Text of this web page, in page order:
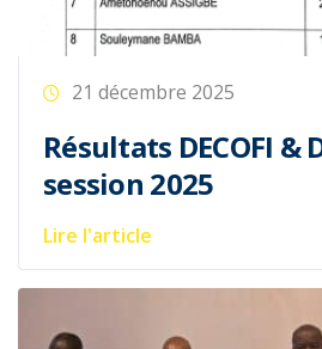
21 décembre 2025
Résultats DECOFI &
session 2025
Lire l'article